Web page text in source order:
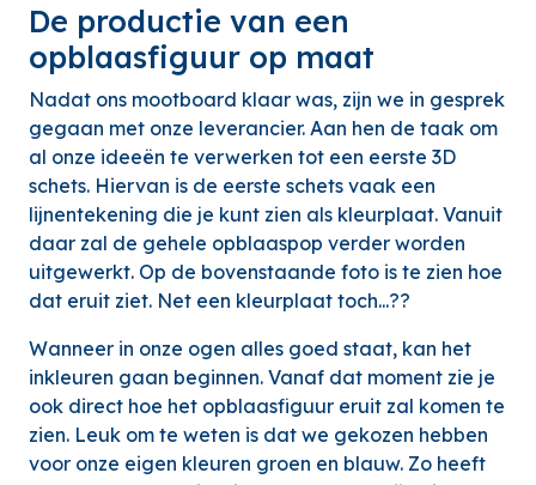
De productie van een
opblaasfiguur op maat
Nadat ons mootboard klaar was, zijn we in gesprek
gegaan met onze leverancier. Aan hen de taak om
al onze ideeën te verwerken tot een eerste 3D
schets. Hiervan is de eerste schets vaak een
lijnentekening die je kunt zien als kleurplaat. Vanuit
daar zal de gehele opblaaspop verder worden
uitgewerkt. Op de bovenstaande foto is te zien hoe
dat eruit ziet. Net een kleurplaat toch...??
Wanneer in onze ogen alles goed staat, kan het
inkleuren gaan beginnen. Vanaf dat moment zie je
ook direct hoe het opblaasfiguur eruit zal komen te
zien. Leuk om te weten is dat we gekozen hebben
voor onze eigen kleuren groen en blauw. Zo heeft